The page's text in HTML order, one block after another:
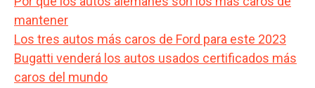
mantener
Los tres autos más caros de Ford para este 2023
Bugatti venderá los autos usados certificados más
caros del mundo